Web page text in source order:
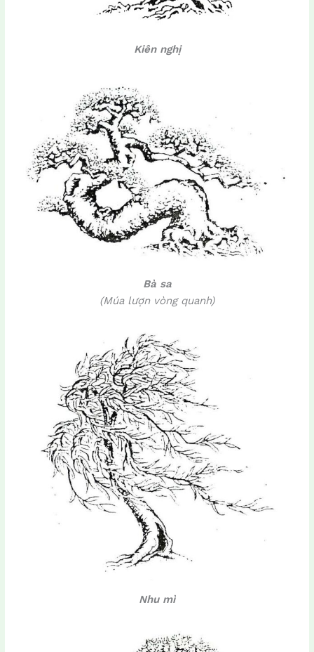
Kiên nghị
Bà sa
(Múa lượn vòng quanh)
Nhu mì